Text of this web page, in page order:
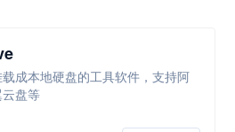
成本地硬盘的工具软件，支持阿
盘等